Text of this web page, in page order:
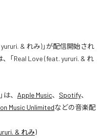
& れみ)」が配信開始され
「Real Love (feat. yururi. & れ
」は、 Apple Music、 Spotify、
Music Unlimitedなどの音楽配
& れみ)